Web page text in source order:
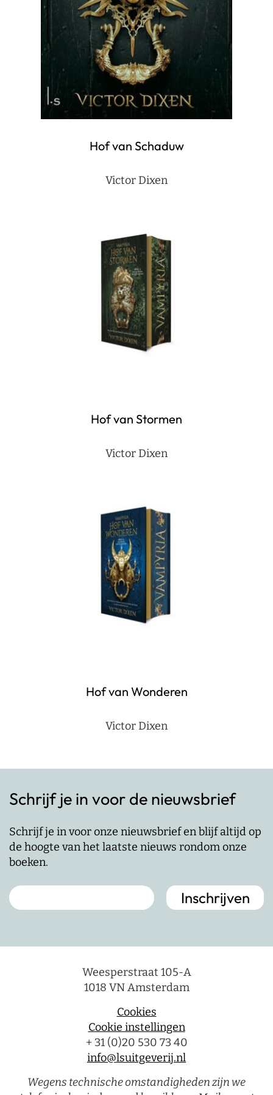
Hof van Schaduw
Victor Dixen
Hof van Stormen
Victor Dixen
Hof van Wonderen
Victor Dixen
Schrijf je in voor de nieuwsbrief
Schrijf je in voor onze nieuwsbrief en blijf altijd op
de hoogte van het laatste nieuws rondom onze
boeken.
Weesperstraat 105-A
1018 VN Amsterdam
Cookies
Cookie instellingen
+ 31 (0)20 530 73 40
info@lsuitgeverij.nl
Wegens technische omstandigheden zijn we